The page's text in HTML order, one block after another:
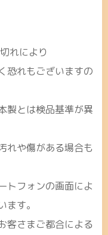
れにより
恐れもございますの
製とは検品基準が異
れや傷がある場合も
トフォンの画面によ
す。
客さまご都合による